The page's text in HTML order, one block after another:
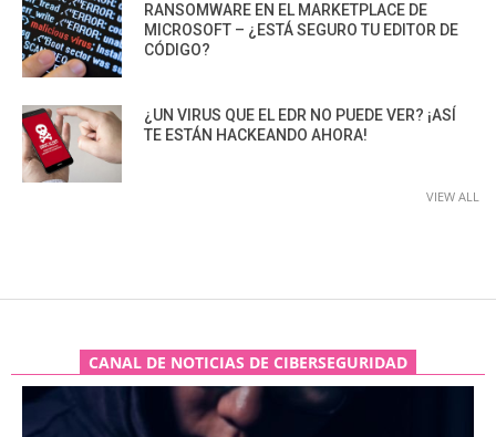
RANSOMWARE EN EL MARKETPLACE DE
MICROSOFT – ¿ESTÁ SEGURO TU EDITOR DE
CÓDIGO?
¿UN VIRUS QUE EL EDR NO PUEDE VER? ¡ASÍ
TE ESTÁN HACKEANDO AHORA!
VIEW ALL
CANAL DE NOTICIAS DE CIBERSEGURIDAD